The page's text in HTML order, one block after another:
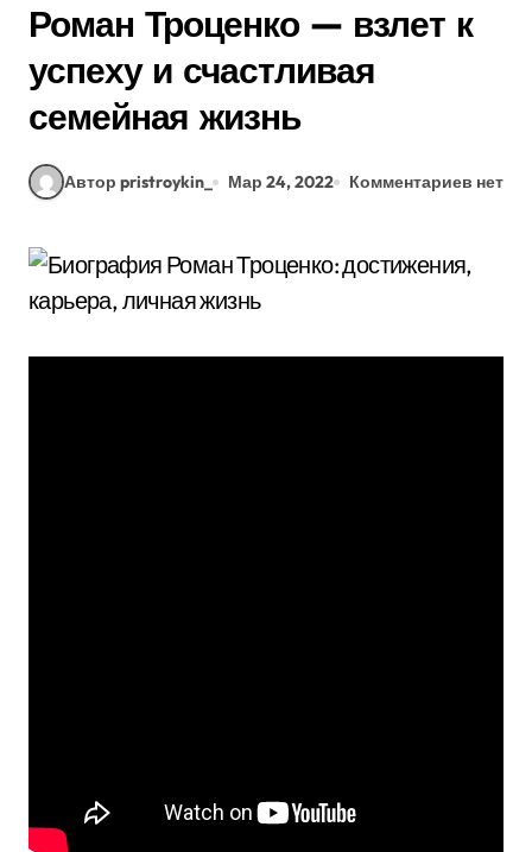
Роман Троценко — взлет к
успеху и счастливая
семейная жизнь
Автор pristroykin_ Мар 24, 2022 Комментариев нет